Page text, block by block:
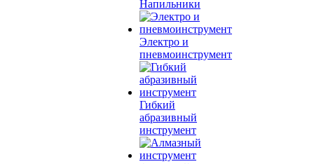
Напильники
Электро и
пневмоинструмент
Гибкий
абразивный
инструмент